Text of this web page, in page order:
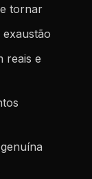
tornar
reais e